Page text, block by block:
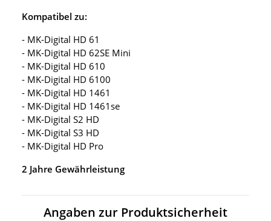
Kompatibel zu:
- MK-Digital HD 61
- MK-Digital HD 62SE Mini
- MK-Digital HD 610
- MK-Digital HD 6100
- MK-Digital HD 1461
- MK-Digital HD 1461se
- MK-Digital S2 HD
- MK-Digital S3 HD
- MK-Digital HD Pro
2 Jahre Gewährleistung
Angaben zur Produktsicherheit